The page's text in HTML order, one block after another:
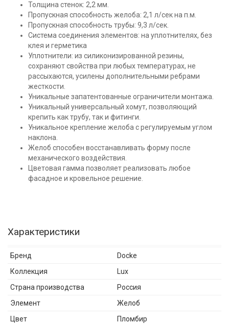
Толщина стенок: 2,2 мм.
Пропускная способность желоба: 2,1 л/сек на п.м.
Пропускная способность трубы: 9,3 л/сек.
Система соединения элементов: на уплотнителях, без
клея и герметика
Уплотнители: из силиконизированной резины,
сохраняют свойства при любых температурах, не
рассыхаются, усилены дополнительными ребрами
жесткости.
Уникальные запатентованные ограничители монтажа.
Уникальный универсальный хомут, позволяющий
крепить как трубу, так и фитинги.
Уникальное крепление желоба с регулируемым углом
наклона.
Желоб способен восстанавливать форму после
механического воздействия.
Цветовая гамма позволяет реализовать любое
фасадное и кровельное решение.
Характеристики
Бренд
Docke
Коллекция
Lux
Страна производства
Россия
Элемент
Желоб
Цвет
Пломбир